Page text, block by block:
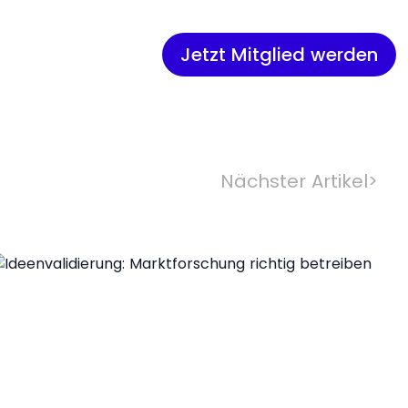
Jetzt Mitglied werden
Nächster Artikel>